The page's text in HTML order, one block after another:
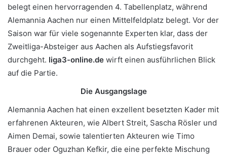
belegt einen hervorragenden 4. Tabellenplatz, während
Alemannia Aachen nur einen Mittelfeldplatz belegt. Vor der
Saison war für viele sogenannte Experten klar, dass der
Zweitliga-Absteiger aus Aachen als Aufstiegsfavorit
durchgeht. liga3-online.de wirft einen ausführlichen Blick
auf die Partie.
Die Ausgangslage
Alemannia Aachen hat einen exzellent besetzten Kader mit
erfahrenen Akteuren, wie Albert Streit, Sascha Rösler und
Aimen Demai, sowie talentierten Akteuren wie Timo
Brauer oder Oguzhan Kefkir, die eine perfekte Mischung